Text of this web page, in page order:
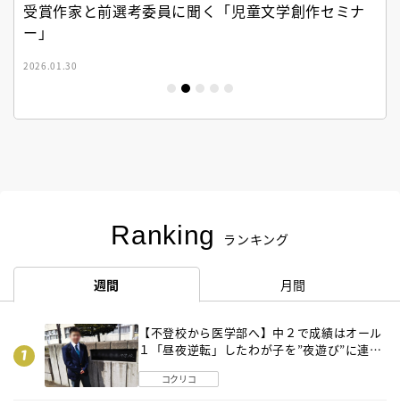
受賞作家と前選考委員に聞く「児童文学創作セミナ
ー」
2026.01.30
Ranking ランキング
週間 月間
【不登校から医学部へ】中２で成績はオール
１「昼夜逆転」したわが子を”夜遊び”に連れ
コクリコ